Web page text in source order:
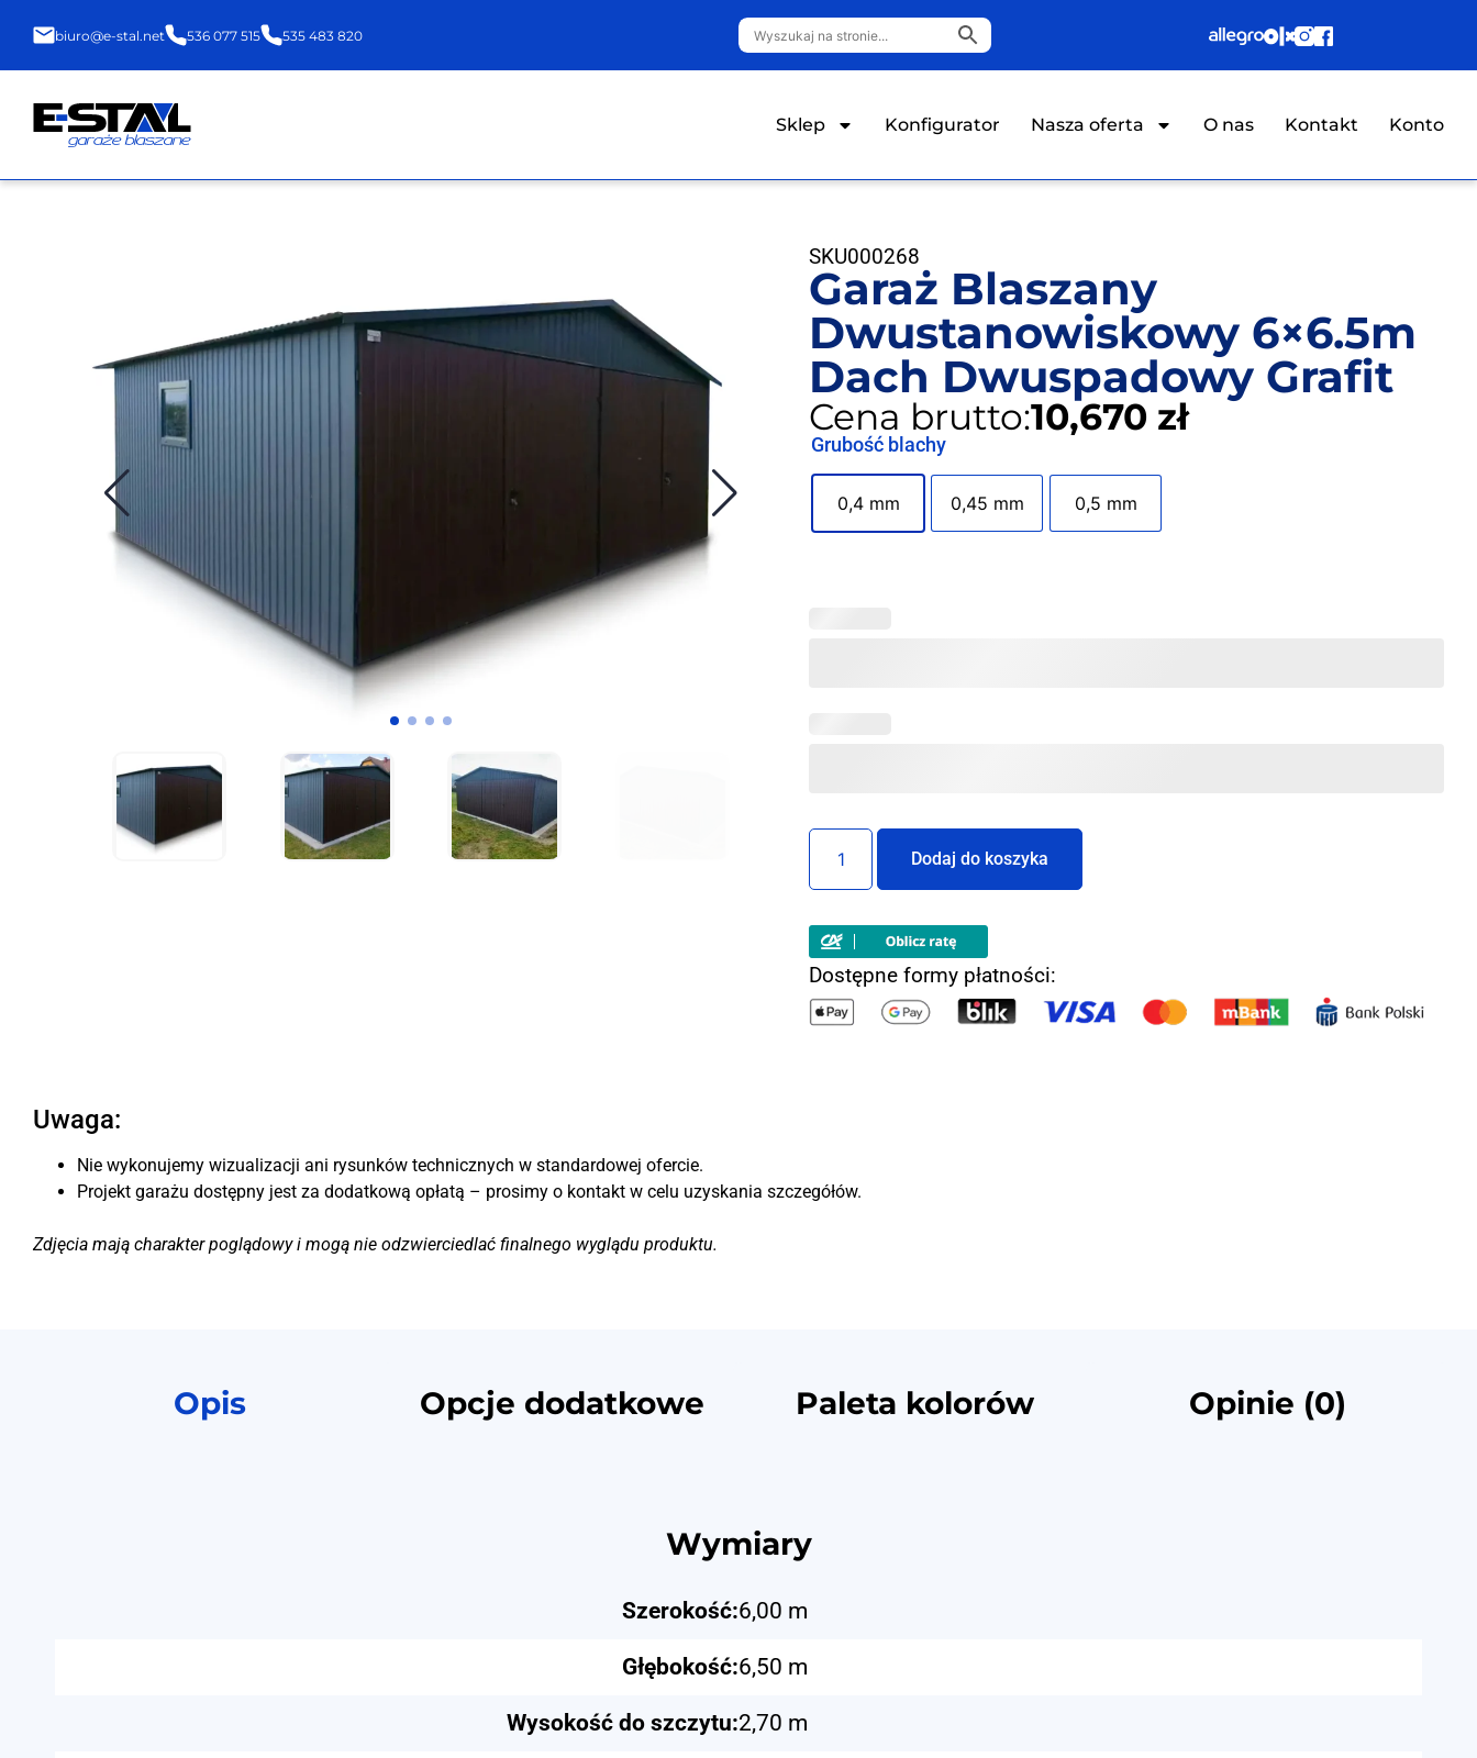
biuro@e-stal.net 536 077 515 535 483 820
Sklep Konfigurator Nasza oferta O nas Kontakt Konto
SKU000268
Garaż Blaszany
Dwustanowiskowy 6×6.5m
Dach Dwuspadowy Grafit
Cena brutto:10,670 zł
Grubość blachy
0,4 mm 0,45 mm 0,5 mm
Dodaj do koszyka
Dostępne formy płatności:
Uwaga:
Nie wykonujemy wizualizacji ani rysunków technicznych w standardowej ofercie.
Projekt garażu dostępny jest za dodatkową opłatą – prosimy o kontakt w celu uzyskania szczegółów.
Zdjęcia mają charakter poglądowy i mogą nie odzwierciedlać finalnego wyglądu produktu.
Opis Opcje dodatkowe Paleta kolorów Opinie (0)
Wymiary
Szerokość:6,00 m
Głębokość:6,50 m
Wysokość do szczytu:2,70 m